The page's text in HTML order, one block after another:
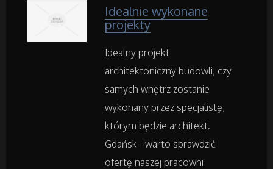
Podróże
Wellness
Dietetyka, Odchudzanie
Kosmetyki
Idealnie wykonane
projekty
Idealny projekt
architektoniczny budowli, czy
samych wnętrz zostanie
wykonany przez specjalistę,
którym będzie architekt.
Gdańsk - warto sprawdzić
ofertę naszej pracowni